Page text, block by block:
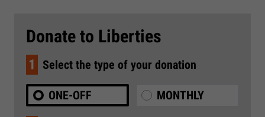
Donate to Liberties
1 Select the type of your donation
ONE-OFF MONTHLY